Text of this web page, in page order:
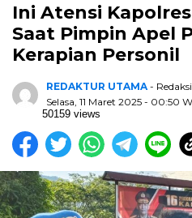
Ini Atensi
Saat Pimpin Apel
Kerapian Personil
REDAKTUR UTAMA - Redaksi
Selasa, 11 Maret 2025 - 00:50
50159 views